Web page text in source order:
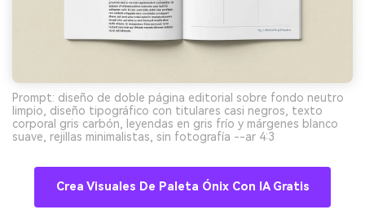
Prompt: diseño de doble página editorial sobre fondo neutro
limpio, diseño tipográfico con titulares casi negros, texto
corporal gris carbón, leyendas en gris frío y márgenes blanco
suave, rejillas minimalistas, sin fotografía --ar 4:3
Crea Visuales De Paleta Ónix Con IA Gratis